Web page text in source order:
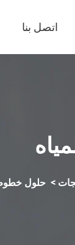
اتصل بنا
> حلول خطوط